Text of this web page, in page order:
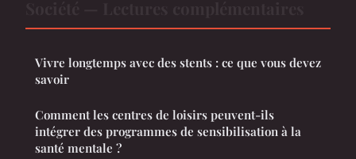
Vivre longtemps avec des stents : ce que vous devez
savoir
Comment les centres de loisirs peuvent-ils
intégrer des programmes de sensibilisation à la
santé mentale ?